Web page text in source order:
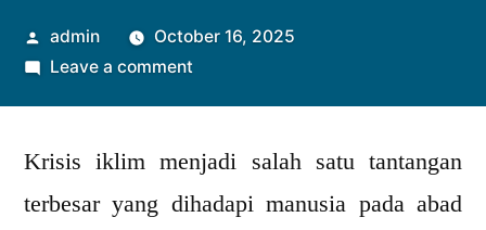
Posted
by
admin
October 16, 2025
Leave a commenton
Tengah
Iklim:
Krisis iklim menjadi salah satu tantangan
terbesar yang dihadapi manusia pada abad